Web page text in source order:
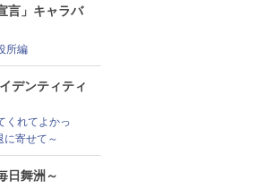
言」キャラバ
所編
デンティティ
くれてよかっ
寄せて～
日舞洲～